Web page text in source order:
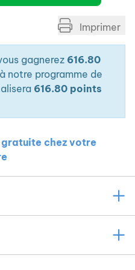
Imprimer
gagnerez 616.80
notre programme de
616.80 points
chez votre